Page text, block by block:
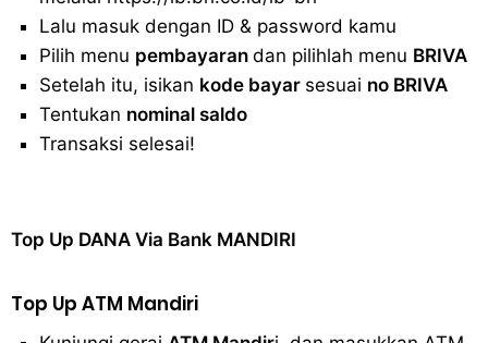
Lalu masuk dengan ID & password kamu
Pilih menu pembayaran dan pilihlah menu BRIVA
Setelah itu, isikan kode bayar sesuai no BRIVA
Tentukan nominal saldo
Transaksi selesai!
Top Up DANA Via Bank MANDIRI
Top Up ATM Mandiri